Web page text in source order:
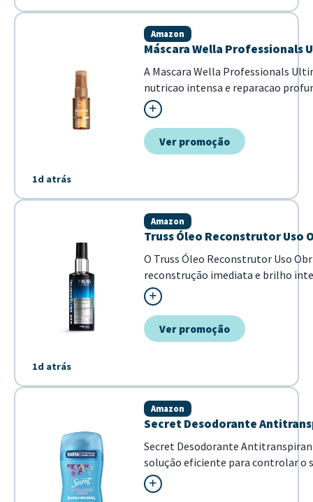
1d atrás
Máscara Wella Professionals
Amazon
A Mascara Wella Professionals
nutricao intensa e reparacao
cabelo. Com uma formula
Omega-9, ela garante fios mais
brilho intenso em poucos minuto...
Ver promoção
1d atrás
Truss Óleo Reconstrutor Uso
Amazon
O Truss Óleo Reconstrutor Uso
reconstrução imediata e brilho
combate o frizz e ma...
Ver promoção
Secret Desodorante
Amazon
Secret Desodorante
solução eficiente para controlar o
Destaca-se por sua formulação
pele, combinada com o aroma